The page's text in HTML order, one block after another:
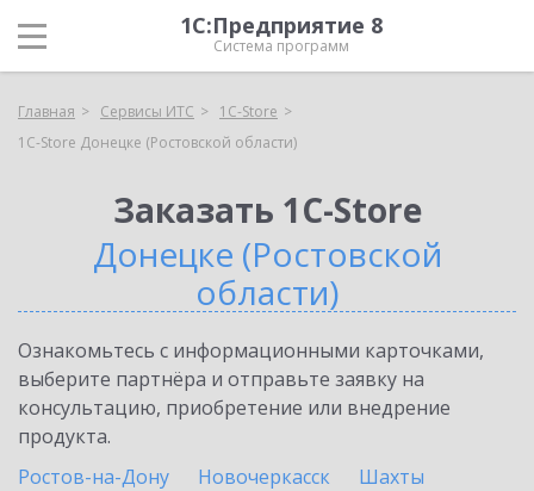
1С:Предприятие 8
Система программ
Главная Сервисы ИТС
1C-Store
1C-Store Донецке (Ростовской области)
Заказать 1C-Store
Донецке (Ростовской
области)
Ознакомьтесь с информационными карточками,
выберите партнёра и отправьте заявку на
консультацию, приобретение или внедрение
продукта.
Ростов-на-Дону
Новочеркасск
Шахты